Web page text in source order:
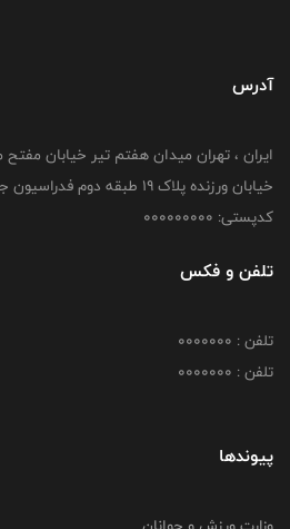
آدرس
ایران ، تهران میدان هفتم تیر خیابان
خیابان ورزنده پلاک ۱۹ طبقه دوم فدراسیون جودو
کدپستی: 000000000
تلفن و فکس
تلفن : 0000000
تلفن : 0000000
پیوندها